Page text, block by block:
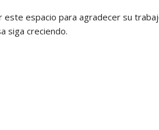
espacio para agradecer su
siga creciendo.